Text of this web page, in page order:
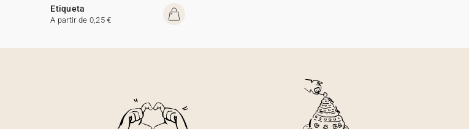
Etiqueta
A partir de 0,25 €